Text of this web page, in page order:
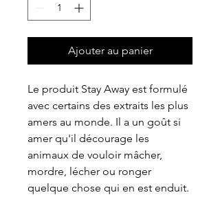
Ajouter au panier
Le produit Stay Away est formulé
avec certains des extraits les plus
amers au monde. Il a un goût si
amer qu'il décourage les
animaux de vouloir mâcher,
mordre, lécher ou ronger
quelque chose qui en est enduit.